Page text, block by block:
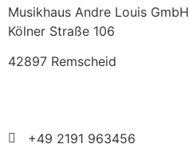
Musikhaus Andre Louis GmbH
Kölner Straße 106
42897 Remscheid
+49 2191 963456